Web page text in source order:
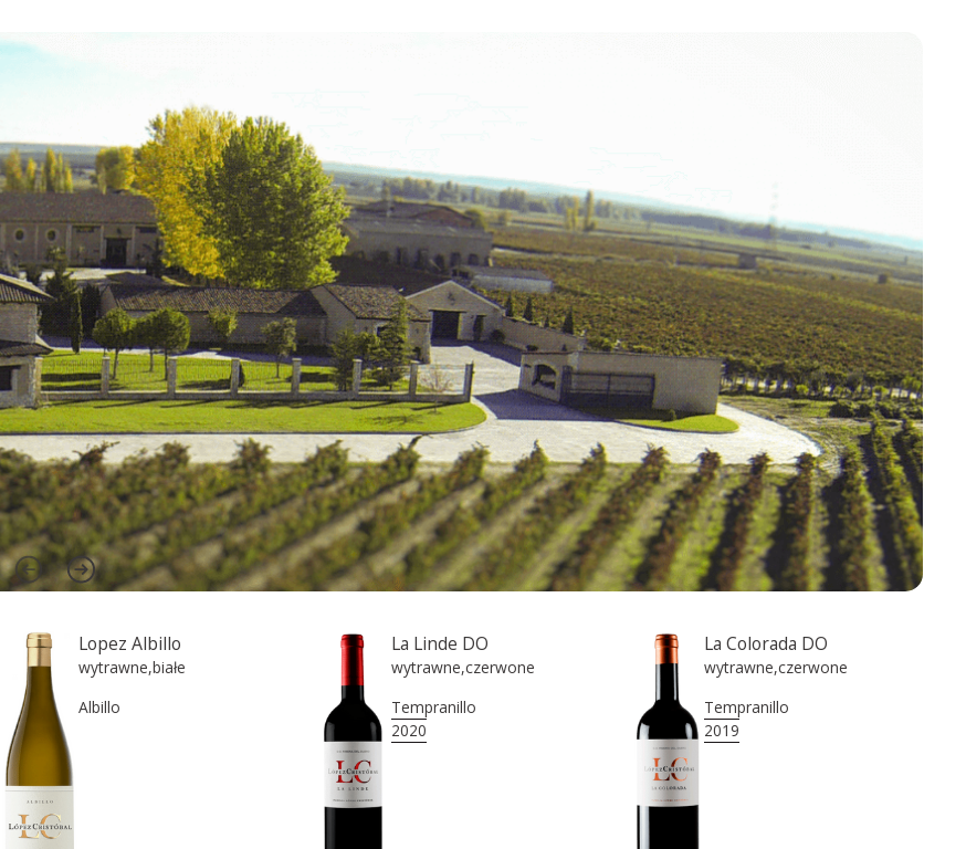
W 1994 roku Santiago Lopezw końcu
zrealizował marzenie o rodzinnej winiarni –
wcześniej, przez kilka lat sprzedawałswoje
winogrona innym winnicom,
aby wreszcie stworzyć ze swoją żoną
BodegasLopez Cristobal. Ich wina są
regularnie nagradzane zarównow
konkursach krajowych, jak i
międzynarodowych.
Lopez Albillo
wytrawne,białe
Albillo
La Linde DO
wytrawne,czerwone
Tempranillo
2020
La Colorada DO
wytrawne,czerwone
Tempranillo
2019